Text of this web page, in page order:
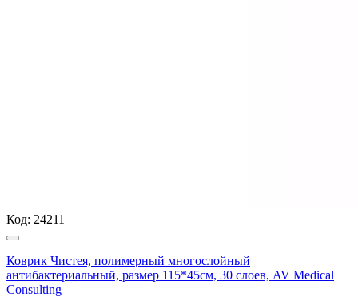
Код: 24211
Коврик Чистея, полимерный многослойный
антибактериальный, размер 115*45см, 30 слоев, AV Medical
Consulting